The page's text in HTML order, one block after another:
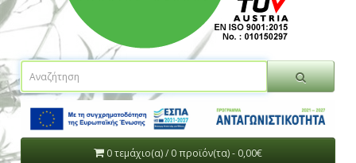
0 τεμάχιο(α) / 0 προϊόν(τα) - 0,00€